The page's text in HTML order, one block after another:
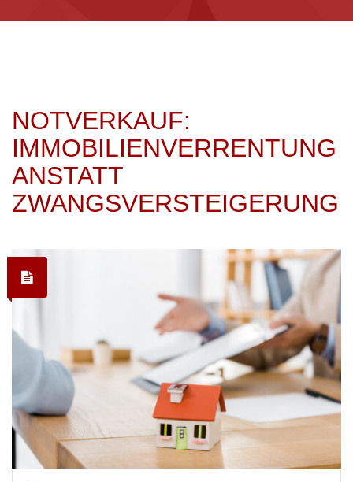
NOTVERKAUF:
IMMOBILIENVERRENTUNG
ANSTATT
ZWANGSVERSTEIGERUNG